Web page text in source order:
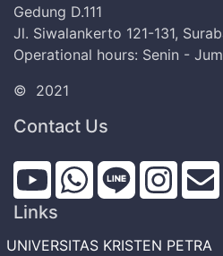
Gedung D.111
Jl. Siwalankerto 121-131,
Operational hours: Senin -
© 2021
Contact Us
Links
UNIVERSITAS KRISTEN PETRA